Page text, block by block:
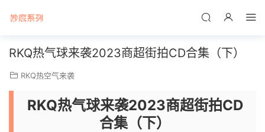
RKQ热气球来袭2023商超街拍CD合集（下）
RKQ热空气来袭
RKQ热气球来袭2023商超街拍CD
合集（下）